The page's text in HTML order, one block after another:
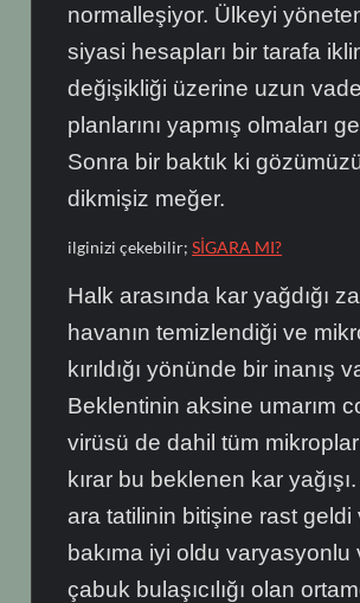
normalleşiyor. Ülkeyi
siyasi hesapları bir tarafa
değişikliği üzerine uzun
planlarını yapmış olmaları
Sonra bir baktık ki
dikmişiz meğer.
ilginizi çekebilir;SİGARA MI?
Halk arasında kar yağdığı
havanın temizlendiği ve
kırıldığı yönünde bir inanış
Beklentinin aksine umarım
virüsü de dahil tüm
kırar bu beklenen kar
ara tatilinin bitişine rast geldi
bakıma iyi oldu varyasyonlu
çabuk bulaşıcılığı olan